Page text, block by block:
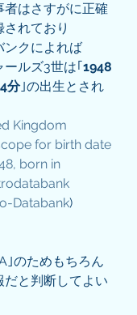
者はさすがに正確
れており
ンクによれば
ールズ3世は｢1948
分｣の出生とされ
Kingdom
for birth date
born in
Databank)
｣のためもちろん
と判断してよい